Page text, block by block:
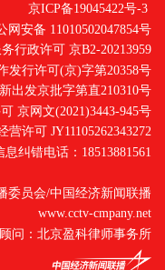
京ICP备19045422号-3
网安备 11010502047854号
行政许可 京B2-20213959
发行许可(京)字第20358号
出发京批字第直210310号
京网文(2021)3443-945号
营许可 JY11105262343272
纠错电话：18513881561
委员会/中国经济新闻联播
www.cctv-cmpany.net
问：北京盈科律师事务所